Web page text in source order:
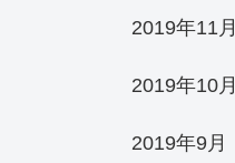
2019年11月
2019年10月
2019年9月